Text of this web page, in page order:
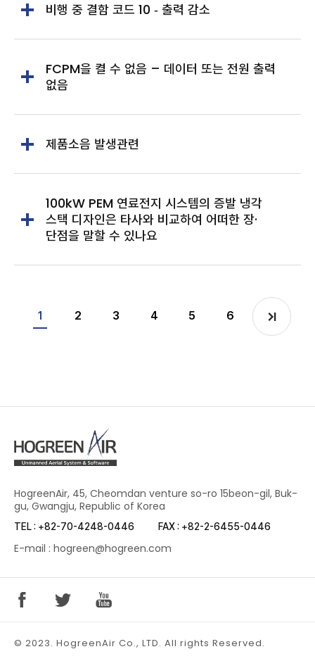
비행 중 결함 코드 10 ‑ 출력 감소
FCPM을 켤 수 없음 – 데이터 또는 전원 출력
없음
제품소음 발생관련
100kW PEM 연료전지 시스템의 증발 냉각
스택 디자인은 타사와 비교하여 어떠한 장·
단점을 말할 수 있나요
1 2 3 4 5 6
HogreenAir, 45, Cheomdan venture so-ro 15beon-gil, Buk-
gu, Gwangju, Republic of Korea
TEL : +82-70-4248-0446 FAX : +82-2-6455-0446
E-mail : hogreen@hogreen.com
© 2023. HogreenAir Co., LTD. All rights Reserved.